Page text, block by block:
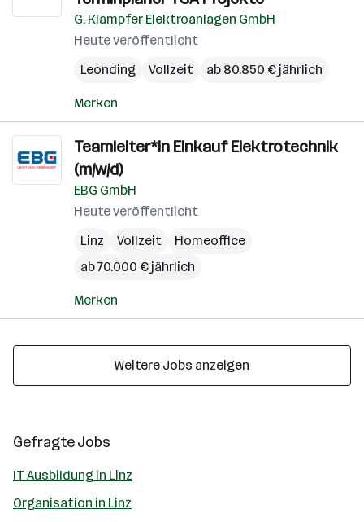
G. Klampfer Elektroanlagen GmbH
Heute veröffentlicht
Leonding
Vollzeit ab 80.850 € jährlich
Merken
Teamleiter*in Einkauf Elektrotechnik
(m/w/d)
EBG GmbH
Heute veröffentlicht
Linz
Vollzeit
Homeoffice
ab 70.000 € jährlich
Merken
Weitere Jobs anzeigen
Gefragte Jobs
IT Ausbildung in Linz
Organisation in Linz